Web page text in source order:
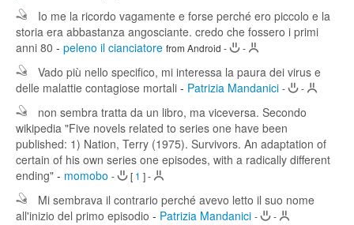
Io me la ricordo vagamente e forse perché ero piccolo e la
storia era abbastanza angosciante. credo che fossero i primi
anni 80 - peleno il cianciatore from Android - -
Vado più nello specifico, mi interessa la paura dei virus e
delle malattie contagiose mortali - Patrizia Mandanici - -
non sembra tratta da un libro, ma viceversa. Secondo
wikipedia "Five novels related to series one have been
published: 1) Nation, Terry (1975). Survivors. An adaptation of
certain of his own series one episodes, with a radically different
ending" - momobo - [ 1 ]-
Mi sembrava il contrario perché avevo letto il suo nome
all'inizio del primo episodio - Patrizia Mandanici - -